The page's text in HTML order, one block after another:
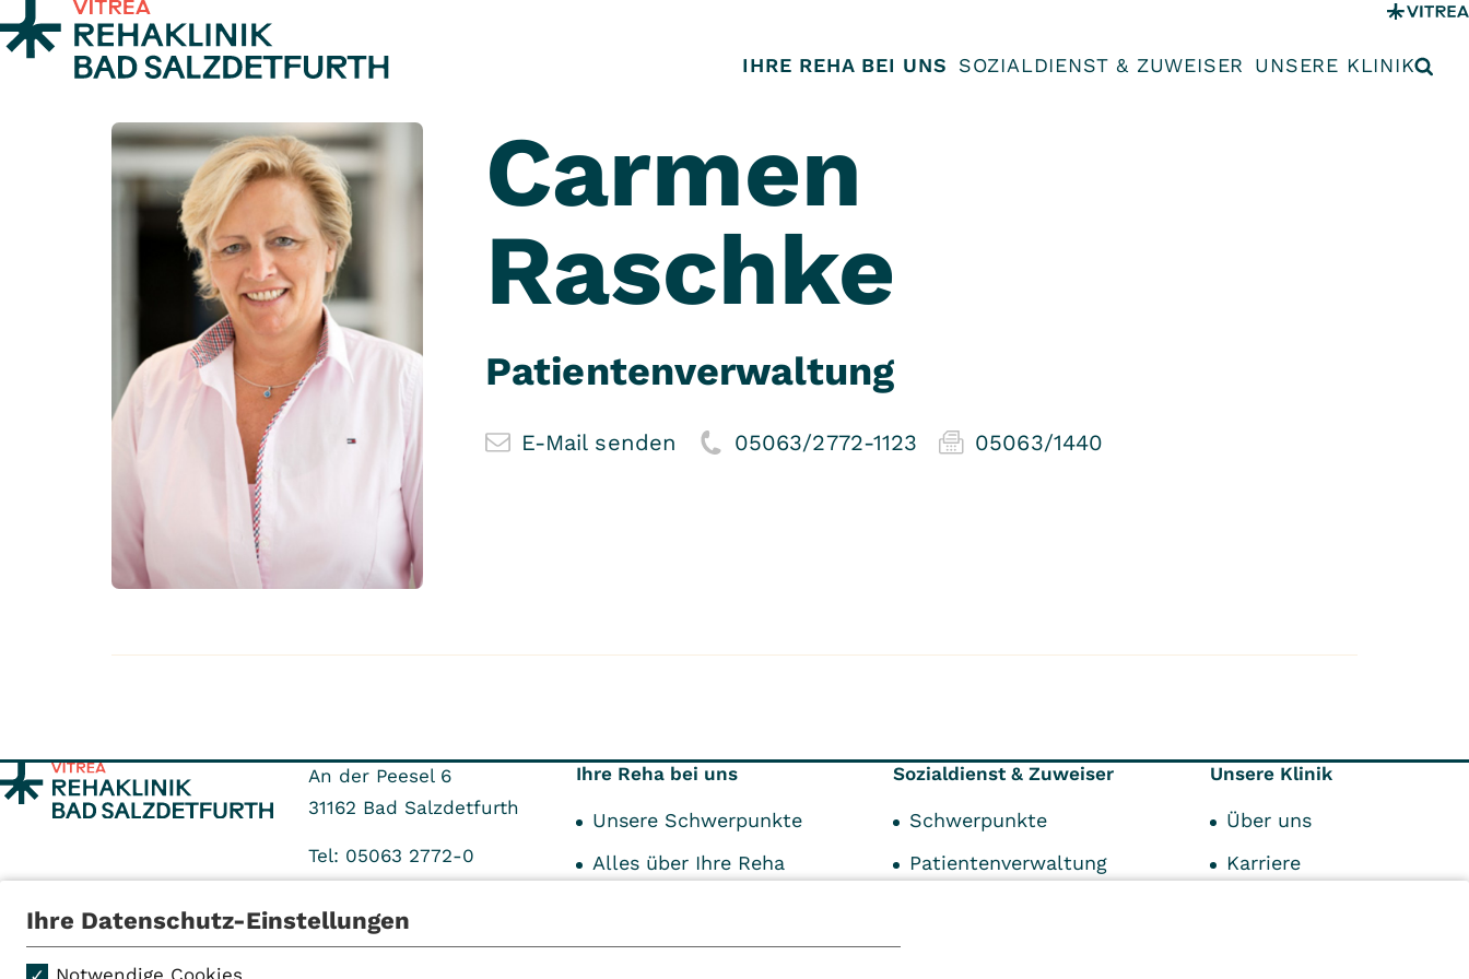
Zum Inhalt springen
IHRE REHA BEI UNS SOZIALDIENST & ZUWEISER UNSERE KLINIK
Carmen
Raschke
Patientenverwaltung
E-Mail senden 05063/2772-1123 05063/1440
An der Peesel 6
31162 Bad Salzdetfurth
Tel: 05063 2772-0
Fax: 05063 1440
Ihre Reha bei uns
Unsere Schwerpunkte
Alles über Ihre Reha
Unser Service
Sozialdienst & Zuweiser
Schwerpunkte
Patientenverwaltung
Unsere Klinik
Über uns
Karriere
Ihre Datenschutz-Einstellungen
Notwendige Cookies